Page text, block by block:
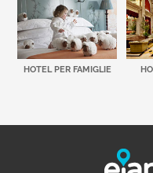
HOTEL PER FAMIGLIE